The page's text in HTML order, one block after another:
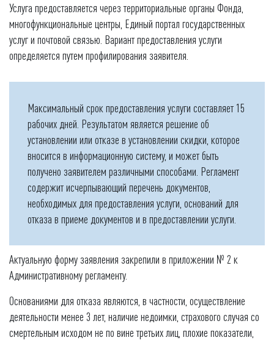
Услуга предоставляется через территориальные органы Фонда,
многофункциональные центры, Единый портал государственных
услуг и почтовой связью. Вариант предоставления услуги
определяется путем профилирования заявителя.
Максимальный срок предоставления услуги составляет 15
рабочих дней. Результатом является решение об
установлении или отказе в установлении скидки, которое
вносится в информационную систему, и может быть
получено заявителем различными способами. Регламент
содержит исчерпывающий перечень документов,
необходимых для предоставления услуги, оснований для
отказа в приеме документов и в предоставлении услуги.
Актуальную форму заявления закрепили в приложении № 2 к
Административному регламенту.
Основаниями для отказа являются, в частности, осуществление
деятельности менее 3 лет, наличие недоимки, страхового случая со
смертельным исходом не по вине третьих лиц, плохие показатели,